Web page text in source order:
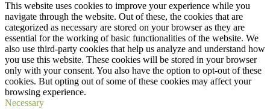
This website uses cookies to improve your experience while you
navigate through the website. Out of these, the cookies that are
categorized as necessary are stored on your browser as they are
essential for the working of basic functionalities of the website. We
also use third-party cookies that help us analyze and understand how
you use this website. These cookies will be stored in your browser
only with your consent. You also have the option to opt-out of these
cookies. But opting out of some of these cookies may affect your
browsing experience.
Necessary